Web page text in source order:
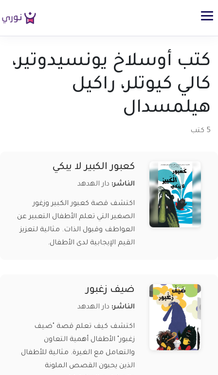
كتب أوسلاخ يونسيدوتير،
كالي كيوتلر، راكيل
هيلمسدال
5 كتب
كعبور الكبير لا يبكي
الناشر: دار الهدهد
اكتشف قصة كعبور الكبير وزغور
الصغير التي تعلم الأطفال التعبير عن
العواطف وقبول الذات. مثالية لتعزيز
القيم الإيجابية لدى الأطفال.
ضيف زغبور
الناشر: دار الهدهد
اكتشف كيف تعلم قصة "ضيف
زغبور" الأطفال أهمية التعاون
والتعامل مع الغيرة. مثالية للأطفال
الذين يحبون القصص الملونة